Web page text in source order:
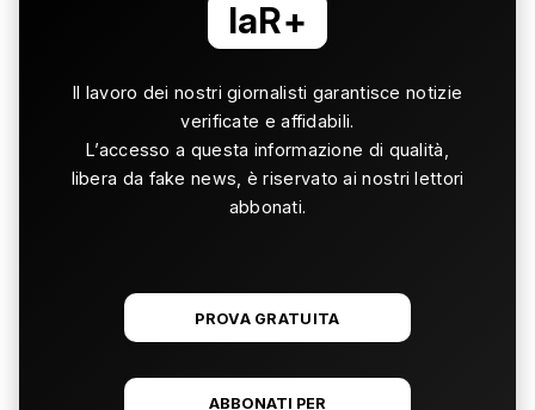
laR+
Il lavoro dei nostri giornalisti garantisce notizie
verificate e affidabili.
L’accesso a questa informazione di qualità,
libera da fake news, è riservato ai nostri lettori
abbonati.
PROVA GRATUITA
ABBONATI PER